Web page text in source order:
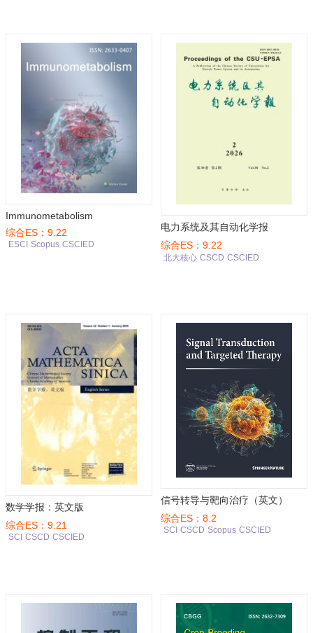
Immunometabolism
综合ES：9.22
ESCI Scopus CSCIED
电力系统及其自动化学报
综合ES：9.22
北大核心 CSCD CSCIED
数学学报：英文版
综合ES：9.21
SCI CSCD CSCIED
信号转导与靶向治疗（英文）
综合ES：8.2
SCI CSCD Scopus CSCIED